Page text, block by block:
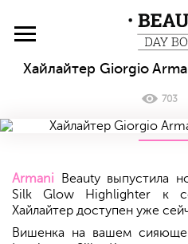
Хайлайтер Giorgio
703
Armani Beauty выпустила
Silk Glow Highlighter к
Хайлайтер доступен уже
Вишенка на вашем